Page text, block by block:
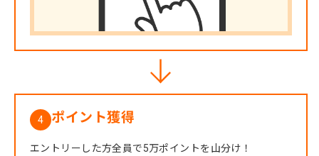
4 ポイント獲得
エントリーした方全員で5万ポイントを山分け！